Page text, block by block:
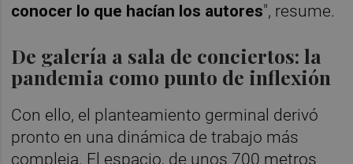
conocer lo que hacían los autores", resume.
De galería a sala de conciertos: la
pandemia como punto de inflexión
Con ello, el planteamiento germinal derivó
pronto en una dinámica de trabajo más
compleja. El espacio, de unos 700 metros